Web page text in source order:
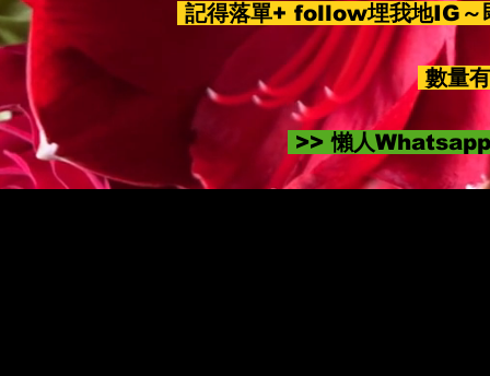
記得落單+ follow埋我地IG～
數量
>> 懶人